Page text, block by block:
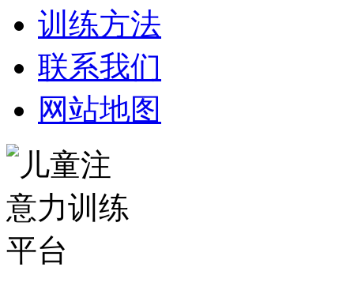
训练方法
联系我们
网站地图